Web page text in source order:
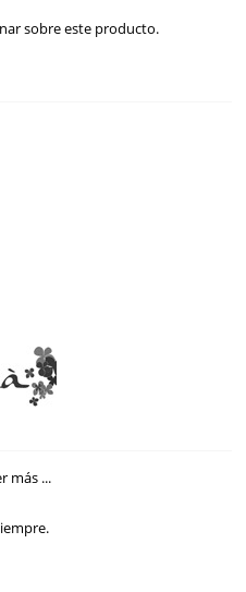
sobre este producto.
más ...